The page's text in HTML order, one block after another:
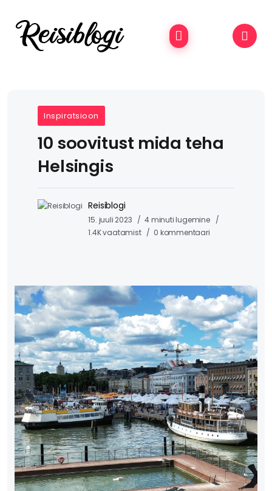
Inspiratsioon
10 soovitust mida teha
Helsingis
Reisiblogi
15. juuli 2023
4 minuti lugemine
1.4K vaatamist
0 kommentaari